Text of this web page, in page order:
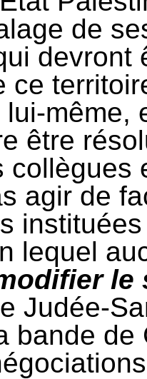
de
devront
ce
lui-
être
collègues
agir de
lequel
le
Judée-
bande de